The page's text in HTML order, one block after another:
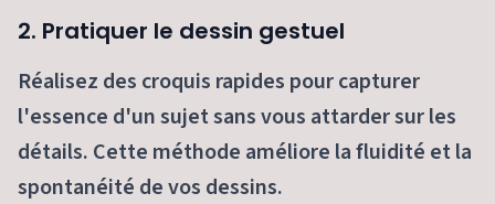
2. Pratiquer le dessin gestuel
Réalisez des croquis rapides pour capturer
l'essence d'un sujet sans vous attarder sur les
détails. Cette méthode améliore la fluidité et la
spontanéité de vos dessins.